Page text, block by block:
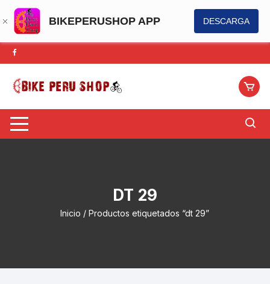
BIKEPERUSHOP APP DESCARGA
Saltar
al
contenido
DT 29
Inicio / Productos etiquetados “dt 29”